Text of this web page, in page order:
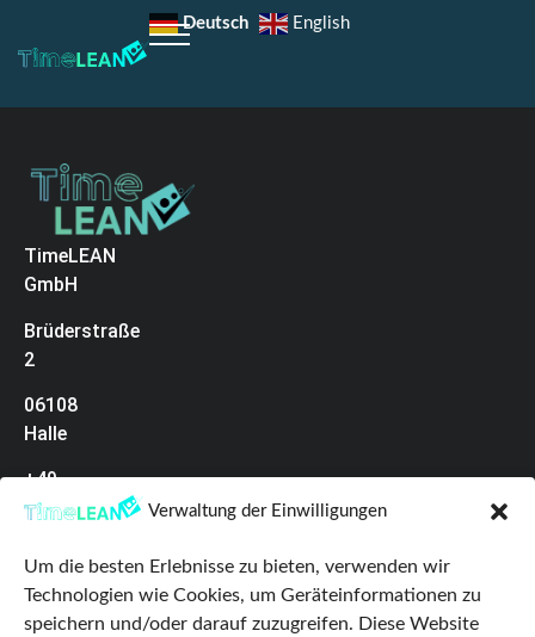
Verwaltung der Einwilligungen
Um die besten Erlebnisse zu bieten, verwenden wir
Technologien wie Cookies, um Geräteinformationen zu
speichern und/oder darauf zuzugreifen. Diese Website
Deutsch English
TimeLEAN
GmbH
Brüderstraße
2
06108
Halle
+49
(0)345
Impressum